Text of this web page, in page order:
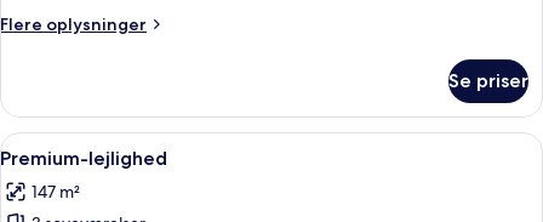
Flere oplysninger
Flere
Front
2BR
Residence
Se priser
Indlæs
alle
billeder
Et hotel med swimmingpool omgivet
18
Premium-lejlighed
147 m²